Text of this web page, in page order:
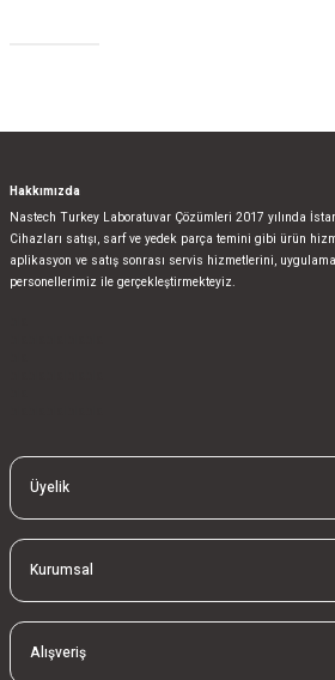
Hakkımızda
Nastech Turkey Laboratuvar Çözümleri 2017 yılında
Cihazları satışı, sarf ve yedek parça temini gibi ürün
aplikasyon ve satış sonrası servis hizmetlerini,
personellerimiz ile gerçekleştirmekteyiz.
Üyelik
Kurumsal
Alışveriş